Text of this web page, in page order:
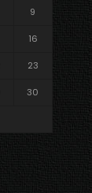
9
16
23
30